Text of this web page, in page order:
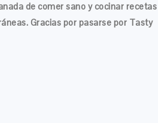
de comer sano y cocinar recetas
Gracias por pasarse por Tasty